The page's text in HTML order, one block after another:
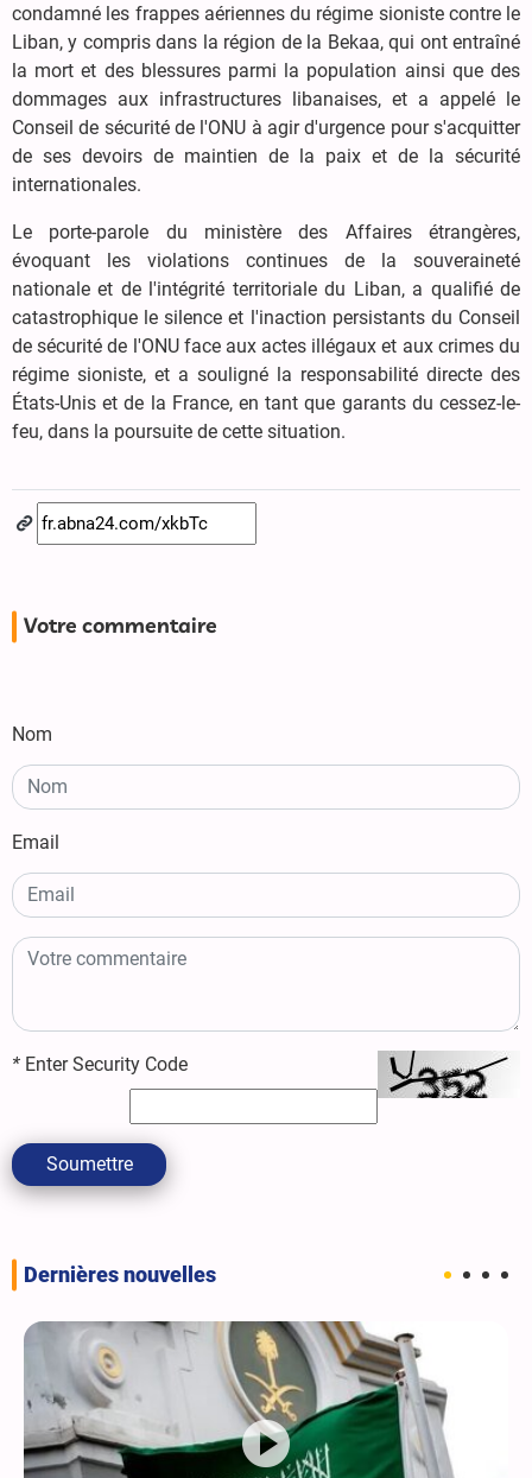
condamné les frappes aériennes du régime sioniste contre le
Liban, y compris dans la région de la Bekaa, qui ont entraîné
la mort et des blessures parmi la population ainsi que des
dommages aux infrastructures libanaises, et a appelé le
Conseil de sécurité de l'ONU à agir d'urgence pour s'acquitter
de ses devoirs de maintien de la paix et de la sécurité
internationales.
Le porte-parole du ministère des Affaires étrangères,
évoquant les violations continues de la souveraineté
nationale et de l'intégrité territoriale du Liban, a qualifié de
catastrophique le silence et l'inaction persistants du Conseil
de sécurité de l'ONU face aux actes illégaux et aux crimes du
régime sioniste, et a souligné la responsabilité directe des
États-Unis et de la France, en tant que garants du cessez-le-
feu, dans la poursuite de cette situation.
Votre commentaire
Nom
Email
* Enter Security Code
Soumettre
Dernières nouvelles